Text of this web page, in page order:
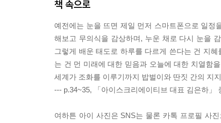
책 속으로
예전에는 눈을 뜨면 제일 먼저 스마트폰으로 일
해보고 무의식을 감상하며, 누운 채로 다시 눈을
그렇게 배운 태도로 하루를 다르게 쓴다는 건 지
는 건 먼 미래에 대한 믿음과 오늘에 대한 치열함
세계가 조화를 이루기까지 밥벌이와 딴짓 간의 지
--- p.34~35, 「아이스크리에이티브 대표 김은하」
여하튼 아이 사진은 SNS는 물론 카톡 프로필 사